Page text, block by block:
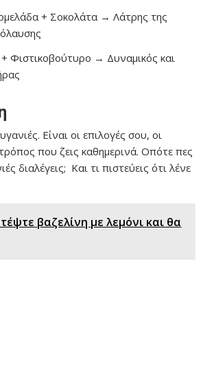
+ Σοκολάτα → Λάτρης της
Φιστικοβούτυρο → Δυναμικός και
Είναι οι επιλογές σου, οι
που ζεις καθημερινά. Οπότε πες
διαλέγεις; Και τι πιστεύεις ότι λένε
βαζελίνη με λεμόνι και θα